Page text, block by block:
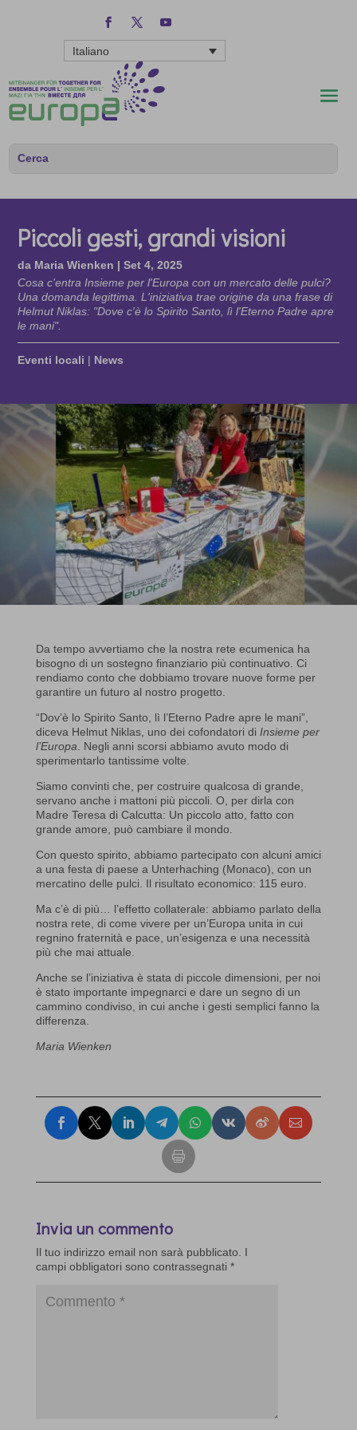
Italiano
Piccoli gesti, grandi visioni
da Maria Wienken |Set 4, 2025
Cosa c'entra Insieme per l'Europa con un mercato delle pulci?
Una domanda legittima. L'iniziativa trae origine da una frase di
Helmut Niklas: "Dove c'è lo Spirito Santo, lì l'Eterno Padre apre
le mani".
Eventi locali | News
Da tempo avvertiamo che la nostra rete ecumenica ha
bisogno di un sostegno finanziario più continuativo. Ci
rendiamo conto che dobbiamo trovare nuove forme per
garantire un futuro al nostro progetto.
“Dov’è lo Spirito Santo, lì l’Eterno Padre apre le mani”,
diceva Helmut Niklas, uno dei cofondatori di Insieme per
l’Europa . Negli anni scorsi abbiamo avuto modo di
sperimentarlo tantissime volte.
Siamo convinti che, per costruire qualcosa di grande,
servano anche i mattoni più piccoli. O, per dirla con
Madre Teresa di Calcutta: Un piccolo atto, fatto con
grande amore, può cambiare il mondo.
Con questo spirito, abbiamo partecipato con alcuni amici
a una festa di paese a Unterhaching (Monaco), con un
mercatino delle pulci. Il risultato economico: 115 euro.
Ma c’è di più… l’effetto collaterale: abbiamo parlato della
nostra rete, di come vivere per un’Europa unita in cui
regnino fraternità e pace, un’esigenza e una necessità
più che mai attuale.
Anche se l’iniziativa è stata di piccole dimensioni, per noi
è stato importante impegnarci e dare un segno di un
cammino condiviso, in cui anche i gesti semplici fanno la
differenza.
Maria Wienken
Invia un commento
Il tuo indirizzo email non sarà pubblicato.
I
campi obbligatori sono contrassegnati *